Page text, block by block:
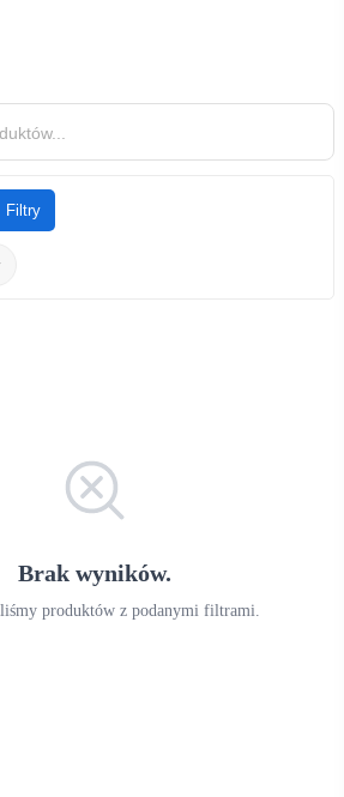
Filtry
Brak wyników.
produktów z podanymi filtrami.